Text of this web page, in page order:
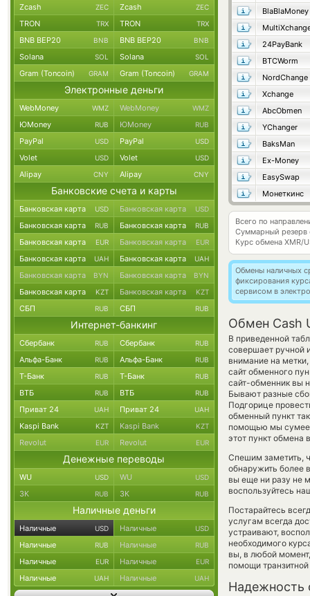
BlaBlaMoney
24PayBank
BTCWorm
NordChange
Xchange
AbcObmen
YChanger
BaksMan
Ex-Money
EasySwap
Монеткинс
Всего по
Суммарный резерв
Курс обмена XMR/
Обмены наличных
фиксирования
сервисом в
Обмен Cash
В приведенной
совершает ручной
внимание на
сайт обменного
сайт-обменник вы
Бывают разные
Подгорице
обменный пункт
помощью мы
этот пункт обмена
Спешим заметить,
обнаружить более
вы еще ни разу не
воспользуйтесь
Постарайтесь
услугам всегда
устраивают,
необходимого
вы, в любой
помощи
Надежность
Zcash ZEC Zcash ZEC
TRON TRX TRON TRX
BNB BEP20 BNB BNB BEP20 BNB
Solana SOL Solana SOL
Gram (Toncoin) GRAM Gram (Toncoin) GRAM
Электронные деньги
WebMoney WMZ WebMoney WMZ
ЮMoney RUB ЮMoney RUB
PayPal USD PayPal USD
Volet USD Volet USD
Alipay CNY Alipay CNY
Банковские счета и карты
Банковская карта USD Банковская карта USD
Банковская карта RUB Банковская карта RUB
Банковская карта EUR Банковская карта EUR
Банковская карта UAH Банковская карта UAH
Банковская карта BYN Банковская карта BYN
Банковская карта KZT Банковская карта KZT
СБП RUB СБП RUB
Интернет-банкинг
Сбербанк RUB Сбербанк RUB
Альфа-Банк RUB Альфа-Банк RUB
Т-Банк RUB Т-Банк RUB
ВТБ RUB ВТБ RUB
Приват 24 UAH Приват 24 UAH
Kaspi Bank KZT Kaspi Bank KZT
Revolut EUR Revolut EUR
Денежные переводы
WU USD WU USD
ЗК RUB ЗК RUB
Наличные деньги
Наличные USD Наличные USD
Наличные RUB Наличные RUB
Наличные EUR Наличные EUR
Наличные UAH Наличные UAH